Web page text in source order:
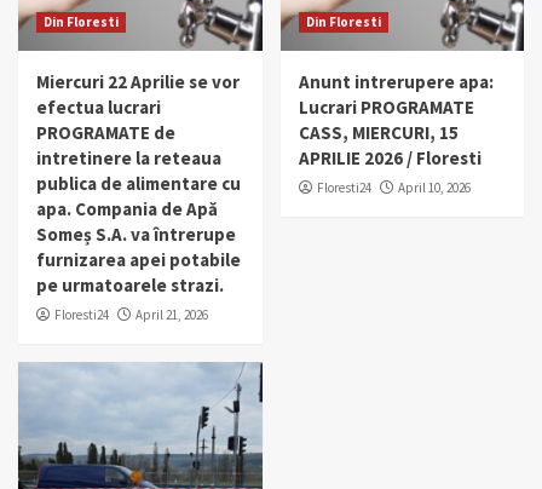
Din Floresti
Miercuri 22 Aprilie se vor
efectua lucrari
PROGRAMATE de
intretinere la reteaua
publica de alimentare cu
apa. Compania de Apă
Someș S.A. va întrerupe
furnizarea apei potabile
pe urmatoarele strazi.
Floresti24 April 21, 2026
Din Floresti
Anunt intrerupere apa:
Lucrari PROGRAMATE
CASS, MIERCURI, 15
APRILIE 2026 / Floresti
Floresti24 April 10, 2026